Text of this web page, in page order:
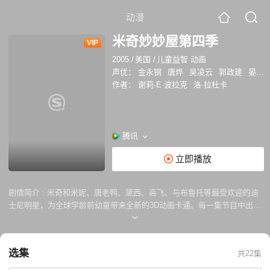
动漫
VIP 米奇妙妙屋第四季
2005 / 美国 / 儿童益智 动画
声优：
金永钢 唐烨 吴凌云 郭政建
晏积瑄
作者：
谢莉·E·波拉克 洛·拉杜卡
腾讯
立即播放
剧情简介 : 米奇和米妮、唐老鸭、黛西、高飞、与布鲁托等最受欢迎的迪
士尼明星，为全球学龄前幼童带来全新的3D动画卡通。每一集节目中出现
的问题都是小朋友生活中经常遭遇的情境，米奇和好朋友们将以生动的对
选集 共22集